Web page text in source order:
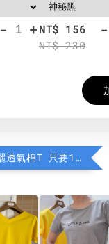
- +NT$ 156
NT$ 230
-
加購 MIT防曬透氣棉T 只要190元